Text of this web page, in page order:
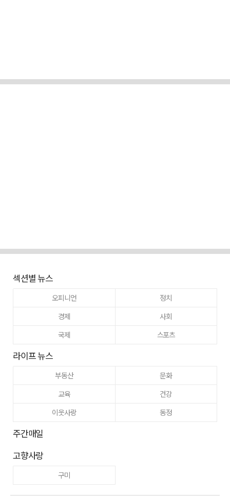
섹션별 뉴스
오피니언
정치
경제
사회
국제
스포츠
라이프 뉴스
부동산
문화
교육
건강
이웃사랑
동정
주간매일
고향사랑
구미